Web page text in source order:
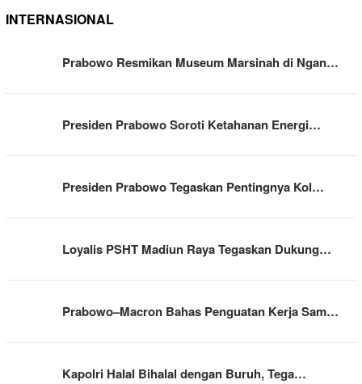
INTERNASIONAL
Prabowo Resmikan Museum Marsinah di Ngan…
Presiden Prabowo Soroti Ketahanan Energi…
Presiden Prabowo Tegaskan Pentingnya Kol…
Loyalis PSHT Madiun Raya Tegaskan Dukung…
Prabowo–Macron Bahas Penguatan Kerja Sam…
Kapolri Halal Bihalal dengan Buruh, Tega…